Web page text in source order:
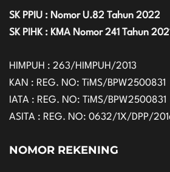
SK PPIU : Nomor U.82 Tahun 2022
SK PIHK : KMA Nomor 241 Tahun
HIMPUH : 263/HIMPUH/2013
KAN : REG. NO: TiMS/BPW2500831
IATA : REG. NO: TiMS/BPW2500831
ASITA : REG. NO: 0632/1X/DPP/
NOMOR REKENING